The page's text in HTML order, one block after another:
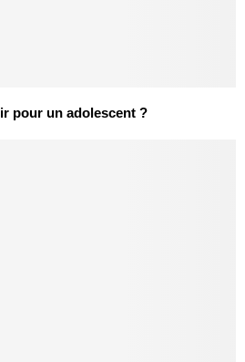
pour un adolescent ?